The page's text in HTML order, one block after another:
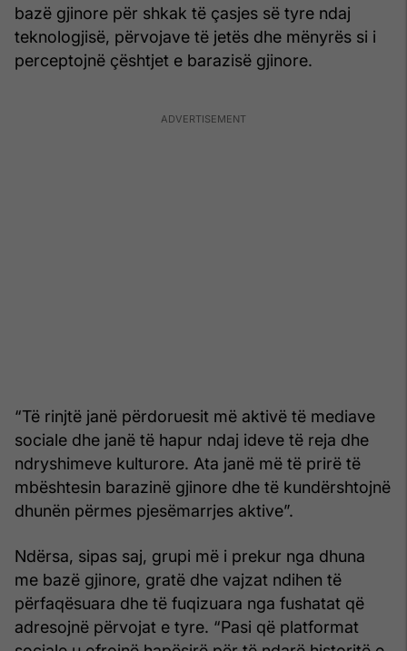
bazë gjinore për shkak të çasjes së tyre ndaj
teknologjisë, përvojave të jetës dhe mënyrës si i
perceptojnë çështjet e barazisë gjinore.
“Të rinjtë janë përdoruesit më aktivë të mediave
sociale dhe janë të hapur ndaj ideve të reja dhe
ndryshimeve kulturore. Ata janë më të prirë të
mbështesin barazinë gjinore dhe të kundërshtojnë
dhunën përmes pjesëmarrjes aktive”.
Ndërsa, sipas saj, grupi më i prekur nga dhuna
me bazë gjinore, gratë dhe vajzat ndihen të
përfaqësuara dhe të fuqizuara nga fushatat që
adresojnë përvojat e tyre. “Pasi që platformat